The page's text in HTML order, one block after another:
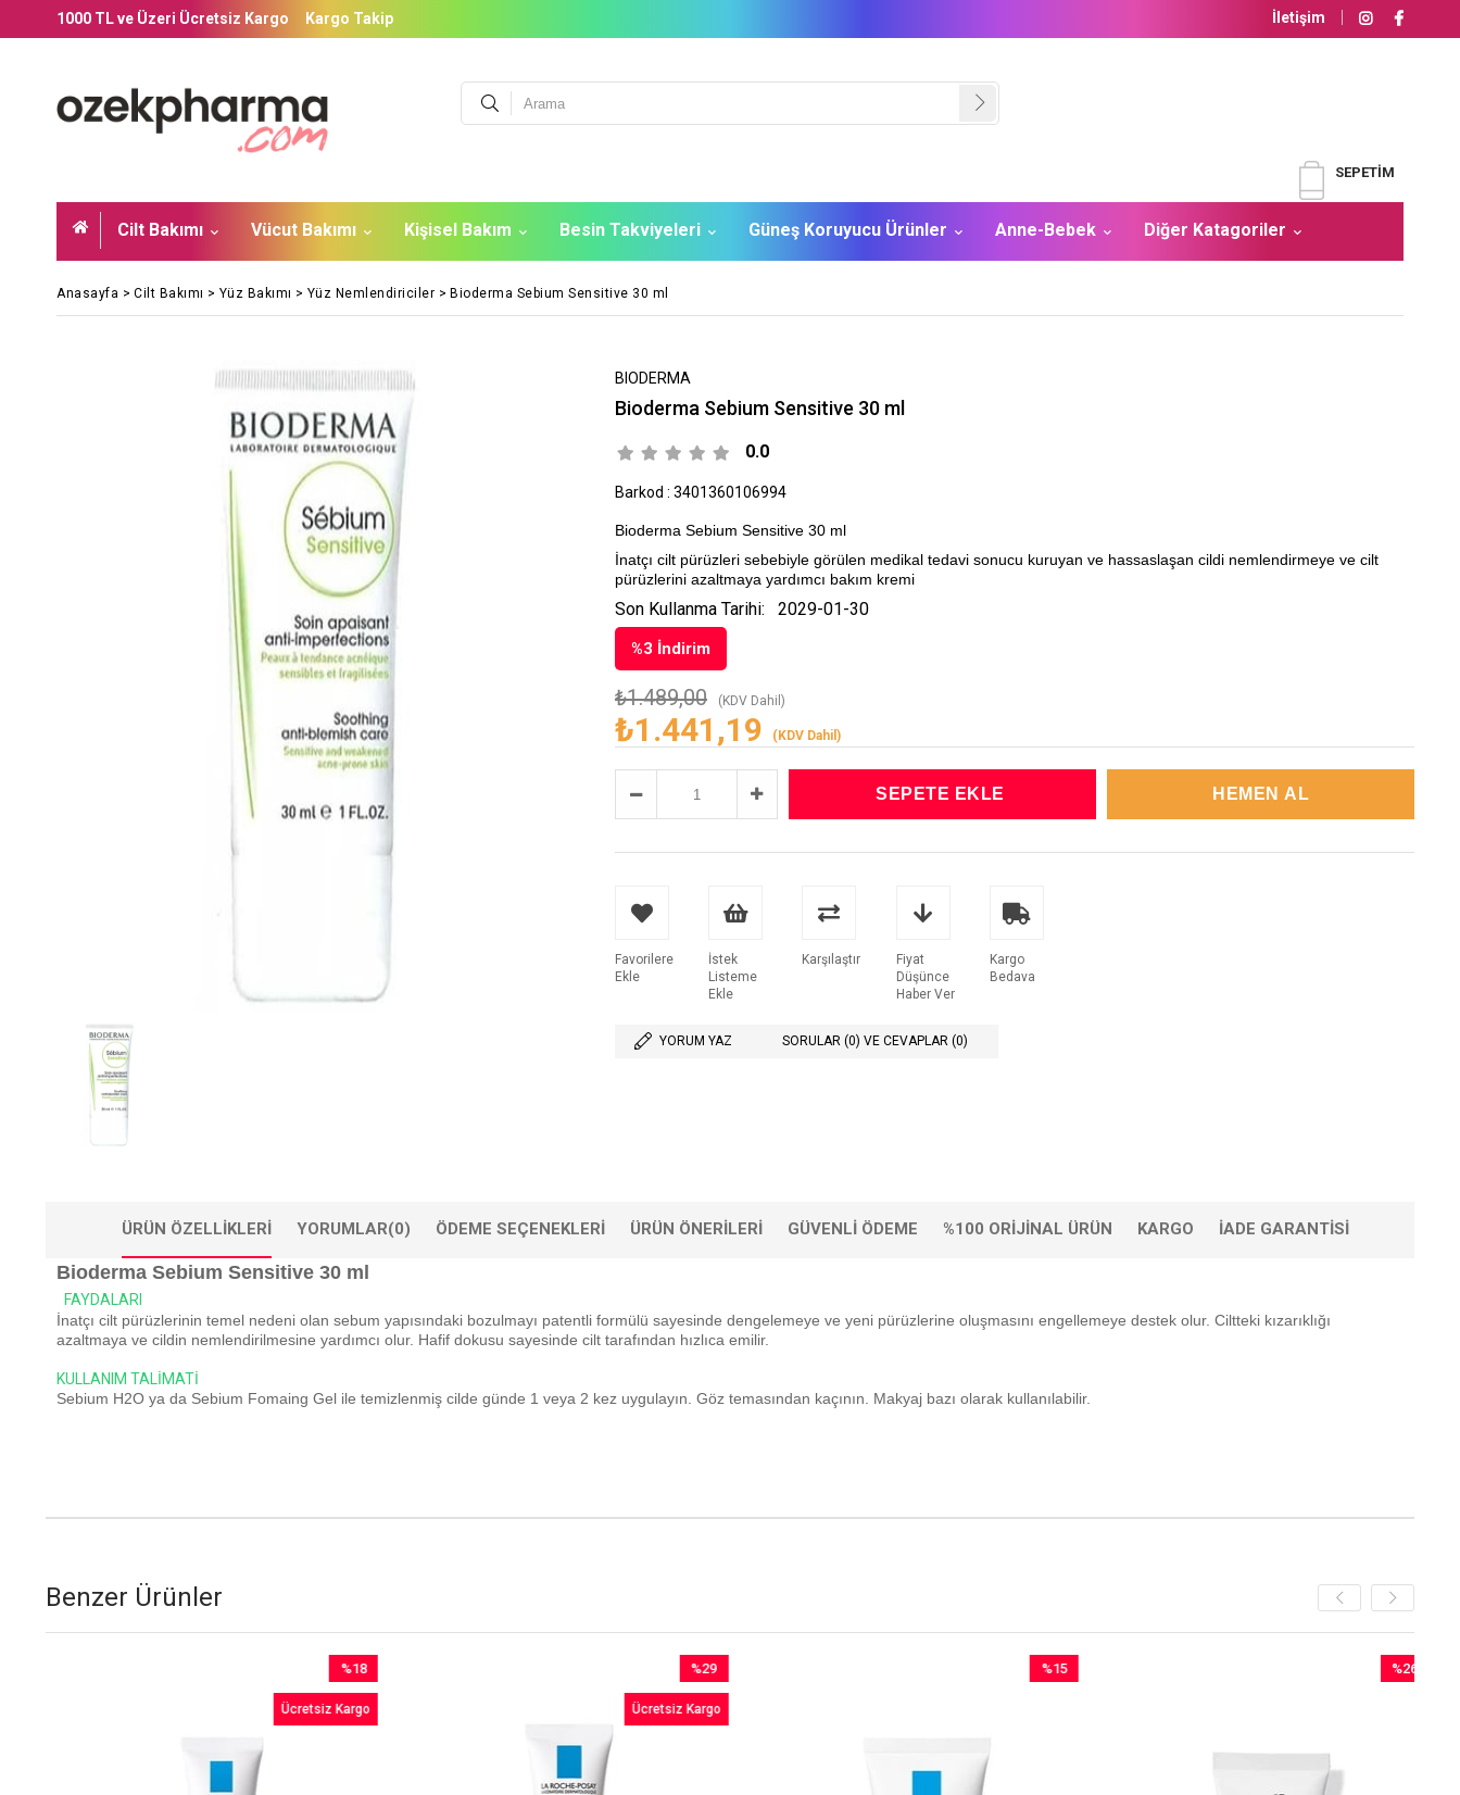
1000 TL ve Üzeri Ücretsiz Kargo Kargo Takip İletişim
SEPETIM
Cilt Bakımı Vücut Bakımı Kişisel Bakım Besin Takviyeleri Güneş Koruyucu Ürünler Anne-Bebek Diğer Katagoriler
Anasayfa > Cilt Bakımı > Yüz Bakımı > Yüz Nemlendiriciler > Bioderma Sebium Sensitive 30 ml
BIODERMA
Bioderma Sebium Sensitive 30 ml
0.0
Barkod : 3401360106994
Bioderma Sebium Sensitive 30 ml
İnatçı cilt pürüzleri sebebiyle görülen medikal tedavi sonucu kuruyan ve hassaslaşan cildi nemlendirmeye ve cilt
pürüzlerini azaltmaya yardımcı bakım kremi
%3 İndirim
₺1.489,00 (KDV Dahil)
₺1.441,19 (KDV Dahil)
Son Kullanma Tarihi: 2029-01-30
Favorilere
Ekle
İstek
Listeme
Ekle
Karşılaştır
Fiyat
Düşünce
Haber Ver
Kargo
Bedava
YORUM YAZ SORULAR (0) VE CEVAPLAR (0)
ÜRÜN ÖZELLIKLERI YORUMLAR(0) ÖDEME SEÇENEKLERI ÜRÜN ÖNERILERI GÜVENLI ÖDEME %100 ORIJINAL ÜRÜN KARGO İADE GARANTISI
Bioderma Sebium Sensitive 30 ml
FAYDALARI
İnatçı cilt pürüzlerinin temel nedeni olan sebum yapısındaki bozulmayı patentli formülü sayesinde dengelemeye ve yeni pürüzlerine oluşmasını engellemeye destek olur. Ciltteki kızarıklığı
azaltmaya ve cildin nemlendirilmesine yardımcı olur. Hafif dokusu sayesinde cilt tarafından hızlıca emilir.
KULLANIM TALİMATİ
Sebium H2O ya da Sebium Fomaing Gel ile temizlenmiş cilde günde 1 veya 2 kez uygulayın. Göz temasından kaçının. Makyaj bazı olarak kullanılabilir.
Benzer Ürünler
%18
İndirim
%18İndirim
Ücretsiz Kargo
%29
İndirim
%29İndirim
Ücretsiz Kargo
%15
%26